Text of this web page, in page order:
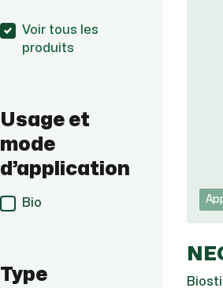
Voir tous les
produits
Usage et
mode
d’application
Bio
Type